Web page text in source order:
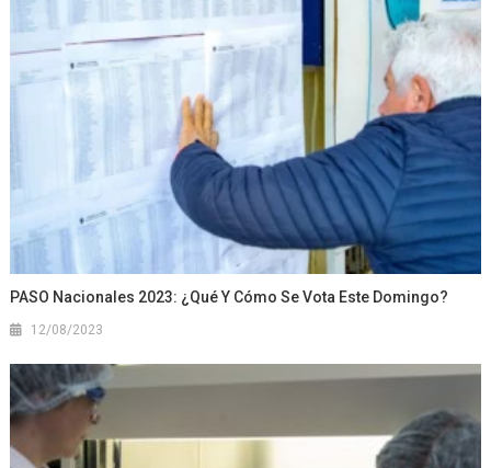
PASO Nacionales 2023: ¿Qué Y Cómo Se Vota Este Domingo?
12/08/2023